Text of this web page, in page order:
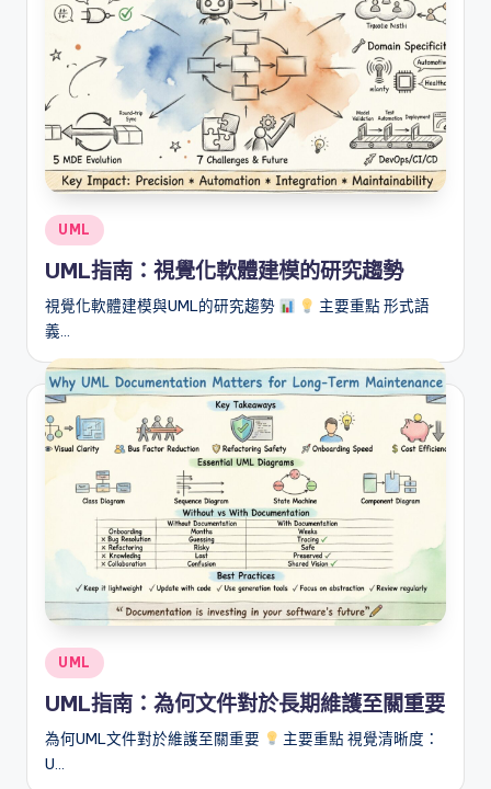
Posted
in
UML
UML指南：視覺化軟體建模的研究趨勢
視覺化軟體建模與UML的研究趨勢
主要重點 形式語
義…
Posted
in
UML
UML指南：為何文件對於長期維護至關重要
為何UML文件對於維護至關重要
主要重點 視覺清晰度：
U…